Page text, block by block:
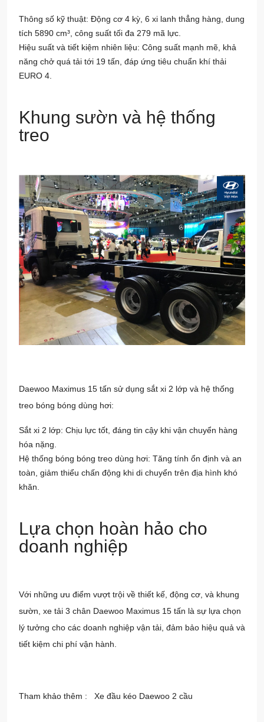
Thông số kỹ thuật: Động cơ 4 kỳ, 6 xi lanh thẳng hàng, dung
tích 5890 cm³, công suất tối đa 279 mã lực.
Hiệu suất và tiết kiệm nhiên liệu: Công suất mạnh mẽ, khả
năng chở quá tải tới 19 tấn, đáp ứng tiêu chuẩn khí thải
EURO 4.
Khung sườn và hệ thống
treo
Daewoo Maximus 15 tấn sử dụng sắt xi 2 lớp và hệ thống
treo bóng bóng dùng hơi:
Sắt xi 2 lớp: Chịu lực tốt, đáng tin cậy khi vận chuyển hàng
hóa nặng.
Hệ thống bóng bóng treo dùng hơi: Tăng tính ổn định và an
toàn, giảm thiểu chấn động khi di chuyển trên địa hình khó
khăn.
Lựa chọn hoàn hảo cho
doanh nghiệp
Với những ưu điểm vượt trội về thiết kế, động cơ, và khung
sườn, xe tải 3 chân Daewoo Maximus 15 tấn là sự lựa chọn
lý tưởng cho các doanh nghiệp vận tải, đảm bảo hiệu quả và
tiết kiệm chi phí vận hành.
Tham khảo thêm : Xe đầu kéo Daewoo 2 cầu